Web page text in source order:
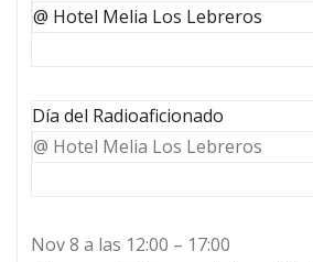
@ Hotel Melia Los Lebreros
Día del Radioaficionado
@ Hotel Melia Los Lebreros
Nov 8 a las 12:00 – 17:00